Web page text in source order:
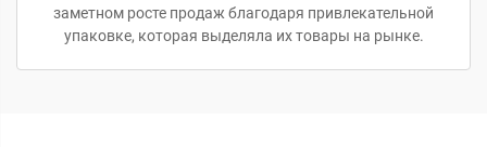
заметном росте продаж благодаря привлекательной
упаковке, которая выделяла их товары на рынке.